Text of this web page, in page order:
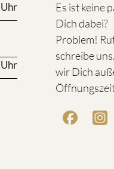
Es ist keine
Dich
Problem!
schreibe
wir Dich